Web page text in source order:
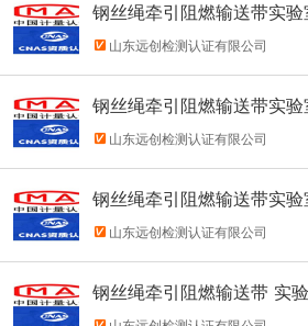
钢丝绳牵引阻燃输送带实
程是什么？
山东远创检测认证有限公司
钢丝绳牵引阻燃输送带实
阶段需要注意什么？
山东远创检测认证有限公司
钢丝绳牵引阻燃输送带实
料有哪些？
山东远创检测认证有限公司
钢丝绳牵引阻燃输送带 实